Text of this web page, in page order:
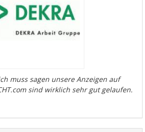
muss sagen unsere Anzeigen auf
sind wirklich sehr gut gelaufen.